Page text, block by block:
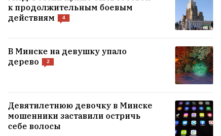
к продолжительным боевым
действиям
4
В Минске на девушку упало
дерево
2
Девятилетнюю девочку в Минске
мошенники заставили остричь
себе волосы